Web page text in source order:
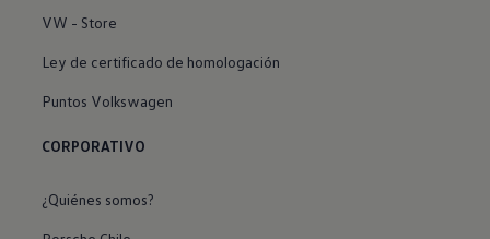
VW - Store
Ley de certificado de homologación
Puntos Volkswagen
CORPORATIVO
¿Quiénes somos?